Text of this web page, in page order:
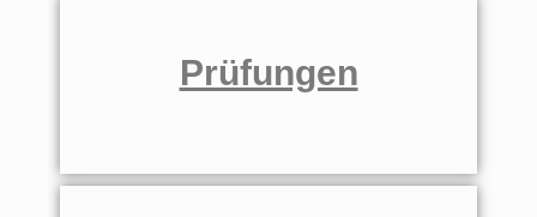
Prüfungen